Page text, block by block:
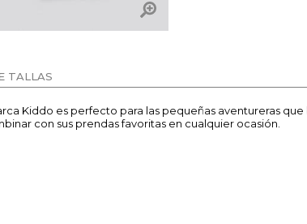
TALLAS
Kiddo es perfecto para las pequeñas aventureras
con sus prendas favoritas en cualquier ocasión.